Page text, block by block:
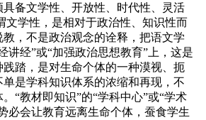
具备文学性、开放性、时代性、灵活
性，是相对于政治性、知识性而
，不是政治观念的诠释，把语文学
讲经”或“加强政治思想教育”上，这是
踏，是对生命个体的一种漠视、扼
是学科知识体系的浓缩和再现，不
“教材即知识”的“学科中心”或“学术
必会让教育远离生命个体，蚕食学生